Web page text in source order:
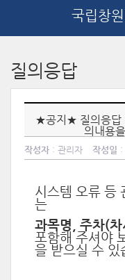
국립창
질의응답
★공지★ 질의응답
의내용
작성자 : 관리자 작성일
시스템 오류 등
는
과목명, 주차(
포함해 주셔야
을 받으실 수 있